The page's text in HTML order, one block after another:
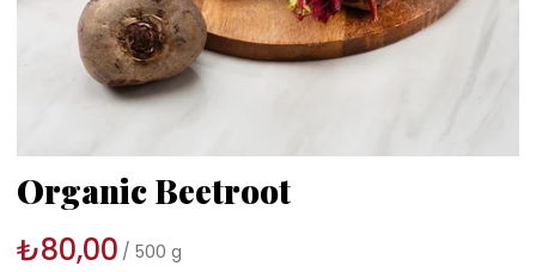
Organic Beetroot
₺80,00 500 g